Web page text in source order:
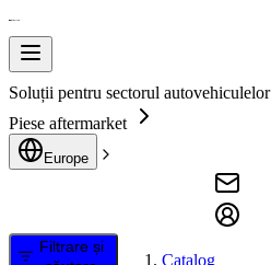
Soluții pentru sectorul autovehiculelor
Piese aftermarket
Europe
Filtrare și
Catalog